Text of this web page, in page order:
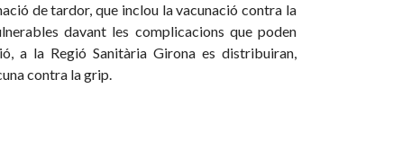
de tardor, que inclou la vacunació contra la
davant les complicacions que poden
a la Regió Sanitària Girona es distribuiran,
contra la grip.